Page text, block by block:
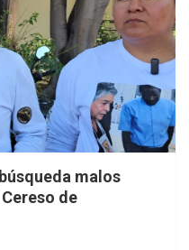
malos
de